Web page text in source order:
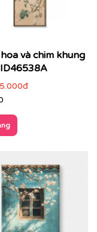
& không gian
hình không
điểm nhấn tinh tế
và chim khung